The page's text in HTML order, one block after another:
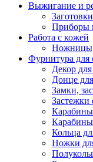
Выжигание и
Приборы
Работа с кожей
Ножницы
Фурнитура для
Декор
Донце
Замки,
Застежки
Карабины
Карабины
Кольца
Ножки